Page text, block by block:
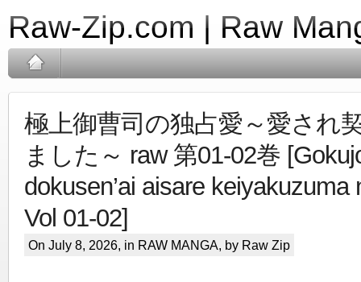
Raw-Zip.com | Raw
極上御曹司の独占愛～愛され
ました～ raw 第01-02巻
dokusen’ai aisare keiyakuzuma
Vol 01-02]
On July 8, 2026, in RAW MANGA, by Raw Zip